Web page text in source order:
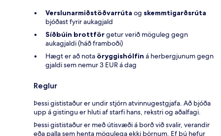
Verslunarmiðstöðvarrúta og skemmtigarðsrúta
bjóðast fyrir aukagjald
Síðbúin brottförgetur verið möguleg gegn
aukagjaldi (háð framboði)
Hægt er að nota öryggishólfin á herbergjunum gegn
gjaldi sem nemur 3 EUR á dag
Reglur
Þessi gististaður er undir stjórn atvinnugestgjafa. Að bjóða
upp á gistingu er hluti af starfi hans, rekstri og aðalfagi.
Þessi gististaður er með útisvæði á borð við svalir, verandir
eða palla sem henta mögulega ekki börnum. Ef þú hefur